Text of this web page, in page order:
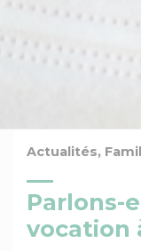
Actualités,
Parlons-
vocation